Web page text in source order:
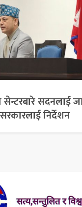
सेन्टरबारे सदनलाई
निर्देशन